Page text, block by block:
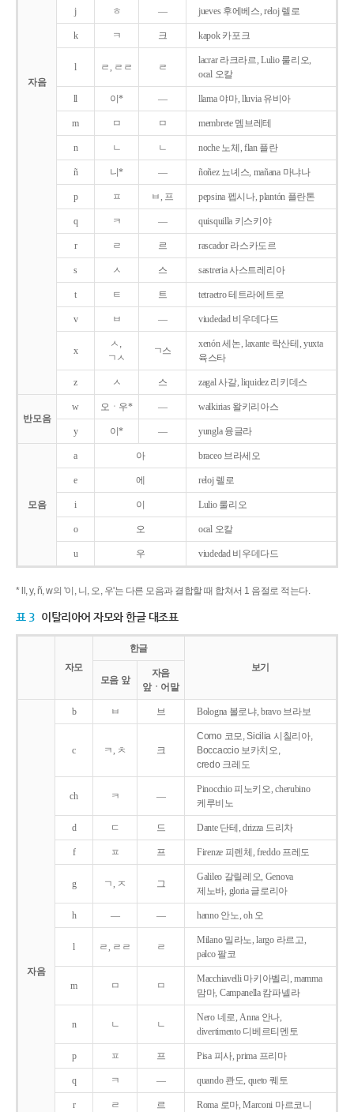
자음
j ㅎ ― jueves 후에베스, reloj 렐로
k ㅋ 크 kapok 카포크
l ㄹ, ㄹㄹ ㄹ
lacrar 라크라르, Lulio 룰리오,
ocal 오칼
ll 이* ― llama 야마, lluvia 유비아
m ㅁ ㅁ membrete 멤브레테
n ㄴ ㄴ noche 노체, flan 플란
ñ 니* ― ñoñez 뇨녜스, mañana 마냐나
p ㅍ ㅂ, 프 pepsina 펩시나, plantón 플란톤
q ㅋ ― quisquilla 키스키야
r ㄹ 르 rascador 라스카도르
s ㅅ 스 sastreria 사스트레리아
t ㅌ 트 tetraetro 테트라에트로
v ㅂ ― viudedad 비우데다드
x
ㅅ,
ㄱㅅ
ㄱ스
xenón 세논, laxante 락산테, yuxta
육스타
z ㅅ 스 zagal 사갈, liquidez 리키데스
반모음
w 오ㆍ우* ― walkirias 왈키리아스
y 이* ― yungla 융글라
모음
a 아 braceo 브라세오
e 에 reloj 렐로
i 이 Lulio 룰리오
o 오 ocal 오칼
u 우 viudedad 비우데다드
* ll, y, ñ, w의 '이, 니, 오, 우'는 다른 모음과 결합할 때 합쳐서 1 음절로 적는다.
표 3 이탈리아어 자모와 한글 대조표
자모
한글
보기
모음 앞
자음
앞ㆍ어말
자음
b ㅂ 브 Bologna 볼로냐, bravo 브라보
c ㅋ, ㅊ 크
Como 코모, Sicilia 시칠리아,
Boccaccio 보카치오,
credo 크레도
ch ㅋ ―
Pinocchio 피노키오, cherubino
케루비노
d ㄷ 드 Dante 단테, drizza 드리차
f ㅍ 프 Firenze 피렌체, freddo 프레도
g ㄱ, ㅈ 그
Galileo 갈릴레오, Genova
제노바, gloria 글로리아
h ― ― hanno 안노, oh 오
l ㄹ, ㄹㄹ ㄹ
Milano 밀라노, largo 라르고,
palco 팔코
m ㅁ ㅁ
Macchiavelli 마키아벨리, mamma
맘마, Campanella 캄파넬라
n ㄴ ㄴ
Nero 네로, Anna 안나,
divertimento 디베르티멘토
p ㅍ 프 Pisa 피사, prima 프리마
q ㅋ ― quando 콴도, queto 퀘토
r ㄹ 르 Roma 로마, Marconi 마르코니